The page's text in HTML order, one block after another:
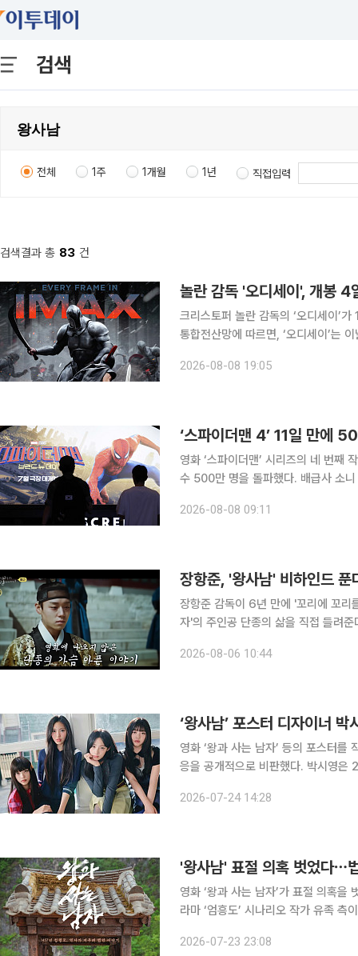
검색
전체 1주 1개월 1년 직접입력
검색결과 총 83 건
놀란 감독 '오디세이', 개봉
크리스토퍼 놀란 감독의 ‘오디세이’가 100만 관객을 돌파
통합전산망에 따르면, ‘오디세이’는
카데미 7관왕에 오른 놀란 감독의 전
2026-08-08 19:05
‘스파이더맨 4’ 11일 만에
영화 ‘스파이더맨’ 시리즈의 네 번째
수 500만 명을 돌파했다. 배급사 소니 픽쳐스는 이날 오전 ‘스파이더맨 4’의 관객 수가 500만 명을
2026-08-08 09:11
장항준, '왕사남' 비하인드
장항준 감독이 6년 만에 '꼬리에 꼬리
자'의 주인공 단종의 삶을 직접 들려준다. 6일 방송되는 SBS '꼬리에 꼬리를 무는 그날 이야
꼬무' 초창기 이야기꾼으로 활약했던
2026-08-06 10:44
‘왕사남’ 포스터 디자이너
영화 ‘왕과 사는 남자’ 등의 포스터를
응을 공개적으로 비판했다. 박시영은 23일 자신의 사회관계망서비스(SNS)에 장문의 글을 올리고
이부터 연습생 생활을 거친 아티스트
2026-07-24 14:28
'왕사남' 표절 의혹 벗었다⋯
영화 ‘왕과 사는 남자’가 표절 의혹을 벗었다. 23일 서울서부지법 민사21부(부장
라마 ‘엄흥도’ 시나리오 작가 유족 측
주요 설정과 유사하다며 표절 의혹을
2026-07-23 23:08